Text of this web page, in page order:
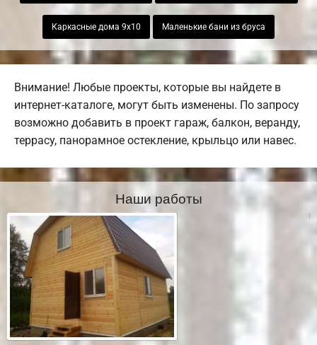
Каркасные дома 9х10 Маленькие бани из бруса
Внимание! Любые проекты, которые вы найдете в
интернет-каталоге, могут быть изменены. По запросу
возможно добавить в проект гараж, балкон, веранду,
террасу, панорамное остекление, крыльцо или навес.
Наши работы